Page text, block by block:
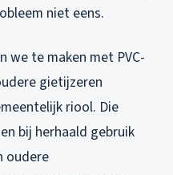
niet eens.
we te maken met PVC-
gietijzeren
riool. Die
bij herhaald gebruik
oudere